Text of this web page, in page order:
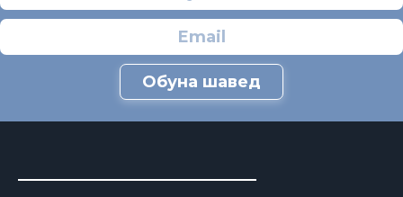
Обуна шавед